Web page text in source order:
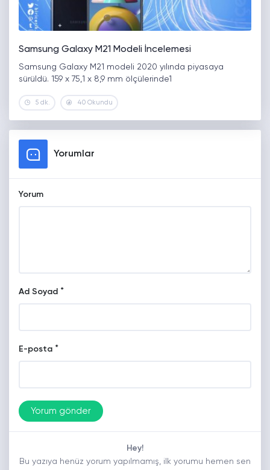
Samsung Galaxy M21 Modeli İncelemesi
Samsung Galaxy M21 modeli 2020 yılında piyasaya
sürüldü. 159 x 75,1 x 8,9 mm ölçülerinde1
5 dk. 40 Okundu
Yorumlar
Yorum
Ad Soyad *
E-posta *
Hey!
Bu yazıya henüz yorum yapılmamış, ilk yorumu hemen sen